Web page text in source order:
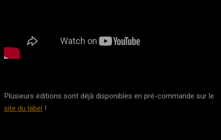
Plusieurs éditions sont déjà disponibles en pré-commande sur le
site du label !